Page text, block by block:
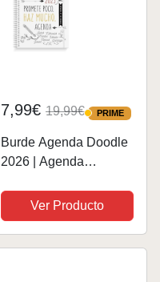
7,99€ 19,99€ PRIME
PRIME
Burde Agenda Doodle
2026 | Agenda
Formato A5 21,5 cm x
16 cm | Vista semanal |
Incluye 142 pegatinas |
Ver Producto